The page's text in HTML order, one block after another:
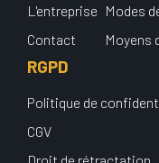
L'entreprise
Contact
Modes
Moyens
RGPD
Politique de
CGV